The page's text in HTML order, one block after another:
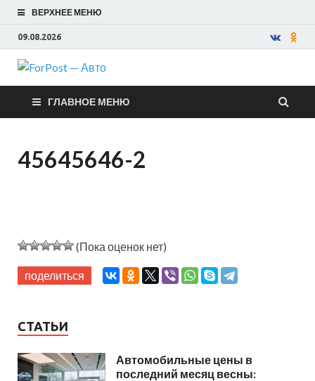
ВЕРХНЕЕ МЕНЮ
09.08.2026
ForPost —
Авто
ГЛАВНОЕ МЕНЮ
45645646-2
(Пока оценок нет)
поделиться
СТАТЬИ
Автомобильные цены в
последний месяц весны: